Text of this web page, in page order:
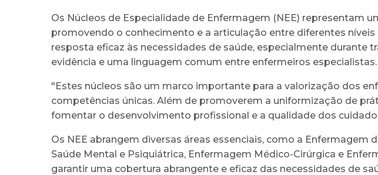
Os Núcleos de Especialidade de Enfermagem (NEE) representam
promovendo o conhecimento e a articulação entre diferentes
resposta eficaz às necessidades de saúde, especialmente
evidência e uma linguagem comum entre enfermeiros especialistas.
"Estes núcleos são um marco importante para a valorização dos
competências únicas. Além de promoverem a uniformização de
fomentar o desenvolvimento profissional e a qualidade dos
Os NEE abrangem diversas áreas essenciais, como a
Saúde Mental e Psiquiátrica, Enfermagem Médico-Cirúrgica e
garantir uma cobertura abrangente e eficaz das necessidades de